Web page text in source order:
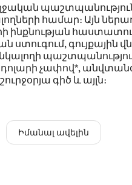
համար։ Այն
ինքնության
ստուգում, գույքային
դոլարի չափով*,
շուրջօրյա գիծ և այլն։
Իմանալ ավելին